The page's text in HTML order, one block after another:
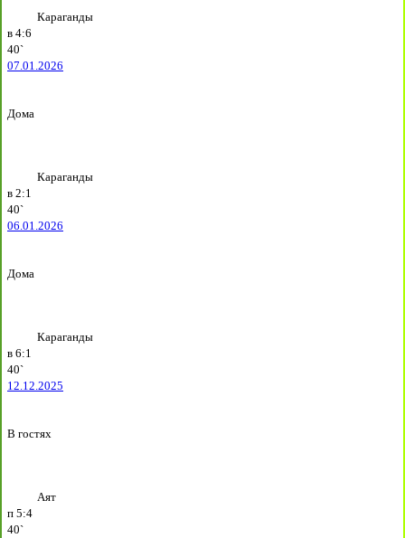
Караганды
в 4:6
40`
07.01.2026
Дома
Караганды
в 2:1
40`
06.01.2026
Дома
Караганды
в 6:1
40`
12.12.2025
В гостях
Аят
п 5:4
40`